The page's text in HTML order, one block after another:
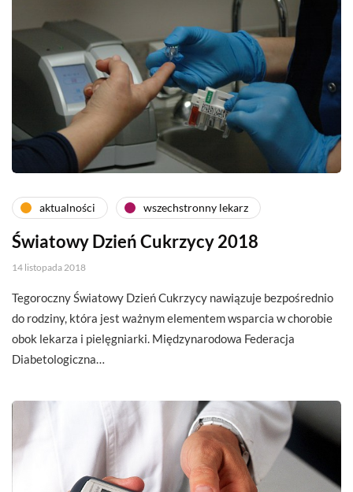
aktualności wszechstronny lekarz
Światowy Dzień Cukrzycy 2018
14 listopada 2018
Tegoroczny Światowy Dzień Cukrzycy nawiązuje bezpośrednio
do rodziny, która jest ważnym elementem wsparcia w chorobie
obok lekarza i pielęgniarki. Międzynarodowa Federacja
Diabetologiczna…